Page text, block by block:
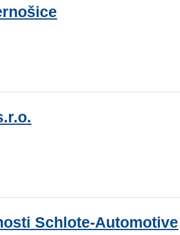
Schlote-Automotive